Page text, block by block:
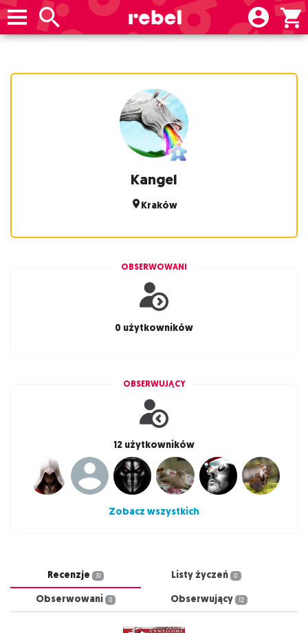
Kangel
Kraków
OBSERWOWANI
0 użytkowników
OBSERWUJĄCY
12 użytkowników
Zobacz wszystkich
Recenzje 31 Listy życzeń 0
Obserwowani 0 Obserwujący 12